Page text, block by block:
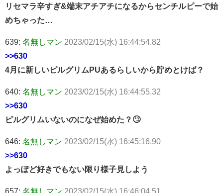
リセマラ辛すぎ&端末アチアチになるからセンチルピーで始
めちゃった…
639: 名無しマン 2023/02/15(水) 16:44:54.82
>>630
4月に新しいピルグリムPUあるらしいから貯めとけば？
640: 名無しマン 2023/02/15(水) 16:44:55.32
>>630
ピルグリムいないのになぜ始めた？🙄
646: 名無しマン 2023/02/15(水) 16:45:16.90
>>630
よっぽど好きでもない限り様子見しよう
657: 名無しマン 2023/02/15(水) 16:46:04.51